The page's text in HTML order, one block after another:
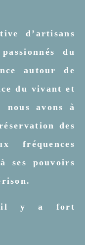
d’artisans
du
autour de
du vivant et
nous avons à
des
fréquences
ses pouvoirs
il y a fort